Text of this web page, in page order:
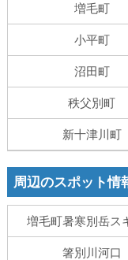
増毛町
小平町
沼田町
秩父別町
新十津川町
周辺のスポット情
増毛町暑寒別岳ス
箸別川河口